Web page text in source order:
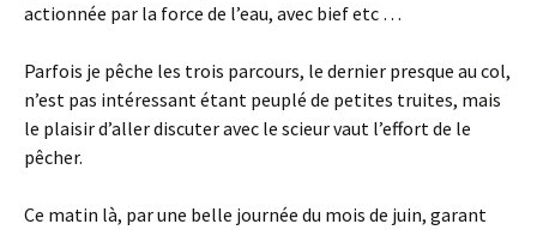
actionnée par la force de l’eau, avec bief etc …
Parfois je pêche les trois parcours, le dernier presque au col,
n’est pas intéressant étant peuplé de petites truites, mais
le plaisir d’aller discuter avec le scieur vaut l’effort de le
pêcher.
Ce matin là, par une belle journée du mois de juin, garant